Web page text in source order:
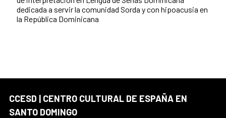
dedicada a servir la comunidad Sorda y con hipoacusia en
la República Dominicana
CCESD | CENTRO CULTURAL DE ESPAÑA EN
SANTO DOMINGO